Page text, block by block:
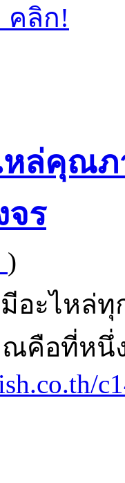
คลิก!
หล่คุณ
จร
)
อะไหล่
คือที่หนึ่ง